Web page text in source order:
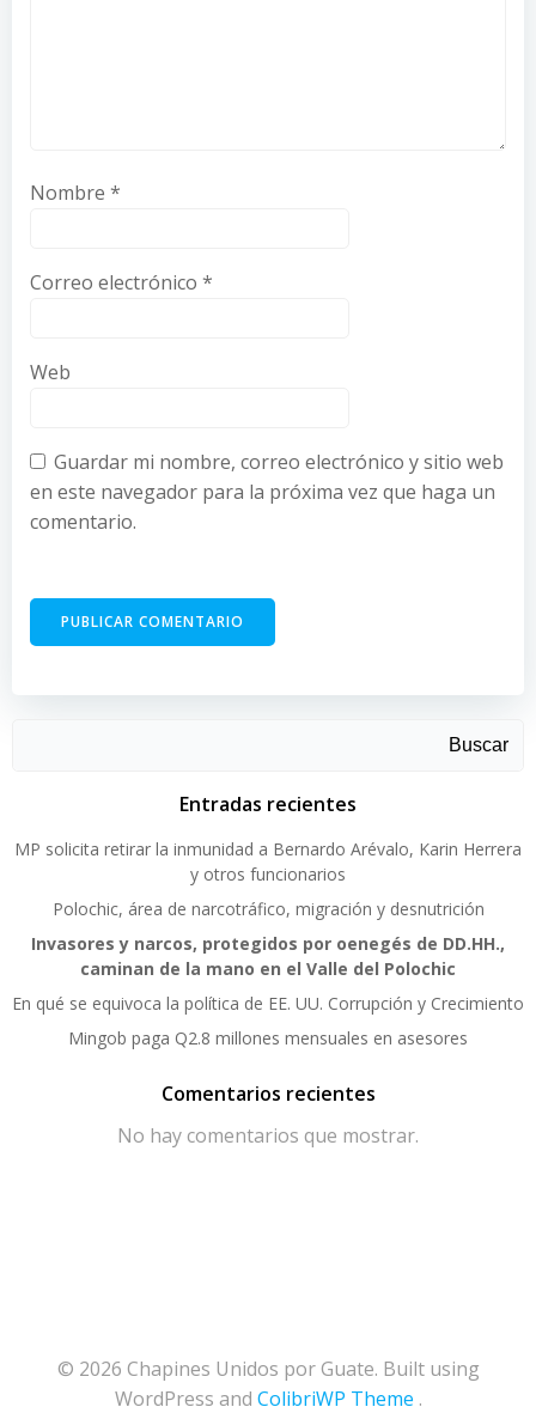
Nombre *
Correo electrónico *
Web
Guardar mi nombre, correo electrónico y sitio web
en este navegador para la próxima vez que haga un
comentario.
Buscar
Entradas recientes
MP solicita retirar la inmunidad a Bernardo Arévalo, Karin Herrera
y otros funcionarios
Polochic, área de narcotráfico, migración y desnutrición
Invasores y narcos, protegidos por oenegés de DD.HH.,
caminan de la mano en el Valle del Polochic
En qué se equivoca la política de EE. UU. Corrupción y Crecimiento
Mingob paga Q2.8 millones mensuales en asesores
Comentarios recientes
No hay comentarios que mostrar.
© 2026 Chapines Unidos por Guate. Built using
WordPress and ColibriWP Theme .